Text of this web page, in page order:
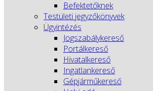
Befektetőknek
Testületi jegyzőkönyvek
Ügyintézés
Jogszabálykereső
Portálkereső
Hivatalkereső
Ingatlankereső
Gépjárműkereső